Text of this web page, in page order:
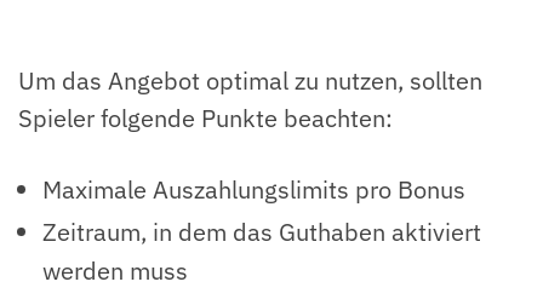
Um das Angebot optimal zu nutzen, sollten
Spieler folgende Punkte beachten:
Maximale Auszahlungslimits pro Bonus
Zeitraum, in dem das Guthaben aktiviert
werden muss